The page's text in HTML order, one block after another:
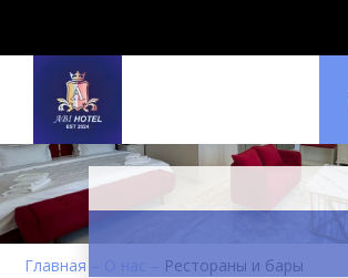
Главная Рестораны и бары